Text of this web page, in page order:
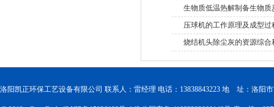
生物质低温热解制备生物质
压球机的工作原理及成型过
烧结机头除尘灰的资源综合
洛阳凯正环保工艺设备有限公司 联系人：雷经理 电话：13838843223 地 址：洛阳